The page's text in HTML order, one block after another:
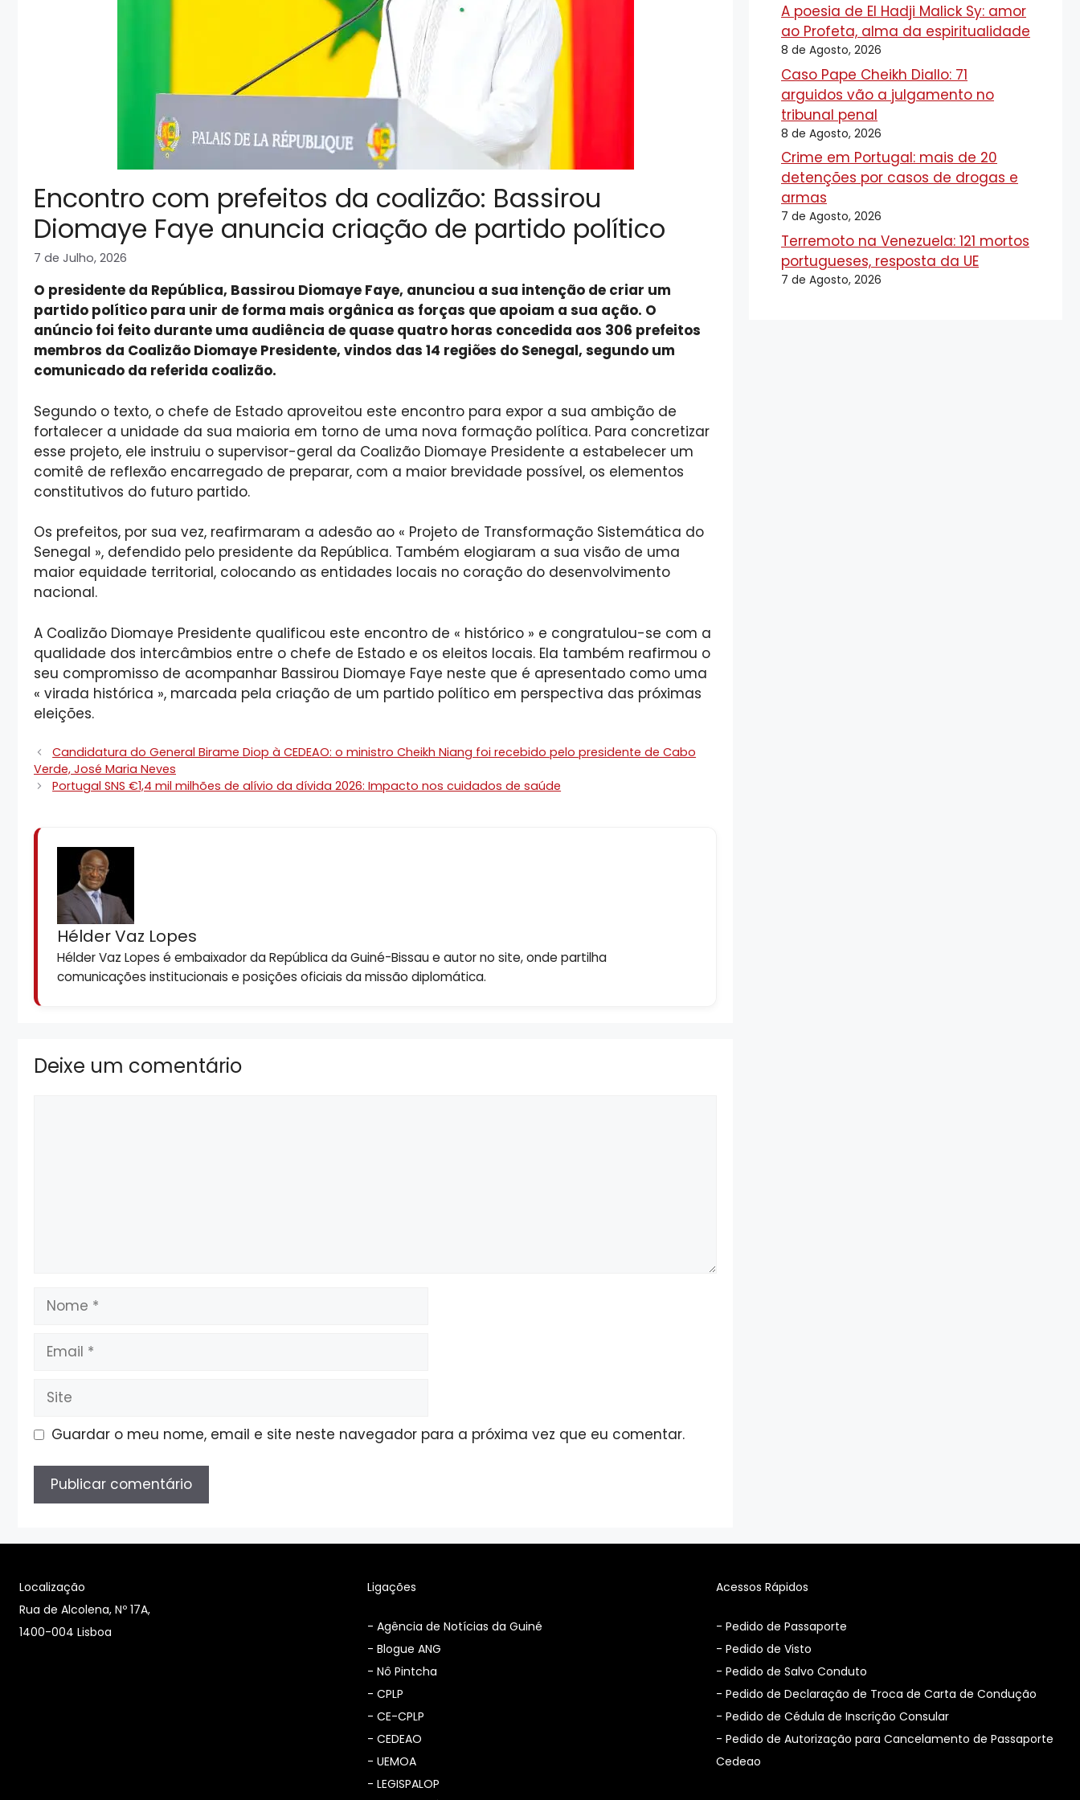
Encontro com prefeitos da coalizão: Bassirou
Diomaye Faye anuncia criação de partido político
7 de Julho, 2026
O presidente da República, Bassirou Diomaye Faye, anunciou a sua intenção de criar um
partido político para unir de forma mais orgânica as forças que apoiam a sua ação. O
anúncio foi feito durante uma audiência de quase quatro horas concedida aos 306 prefeitos
membros da Coalizão Diomaye Presidente, vindos das 14 regiões do Senegal, segundo um
comunicado da referida coalizão.
Segundo o texto, o chefe de Estado aproveitou este encontro para expor a sua ambição de
fortalecer a unidade da sua maioria em torno de uma nova formação política. Para concretizar
esse projeto, ele instruiu o supervisor-geral da Coalizão Diomaye Presidente a estabelecer um
comitê de reflexão encarregado de preparar, com a maior brevidade possível, os elementos
constitutivos do futuro partido.
Os prefeitos, por sua vez, reafirmaram a adesão ao « Projeto de Transformação Sistemática do
Senegal », defendido pelo presidente da República. Também elogiaram a sua visão de uma
maior equidade territorial, colocando as entidades locais no coração do desenvolvimento
nacional.
A Coalizão Diomaye Presidente qualificou este encontro de « histórico » e congratulou-se com a
qualidade dos intercâmbios entre o chefe de Estado e os eleitos locais. Ela também reafirmou o
seu compromisso de acompanhar Bassirou Diomaye Faye neste que é apresentado como uma
« virada histórica », marcada pela criação de um partido político em perspectiva das próximas
eleições.
Candidatura do General Birame Diop à CEDEAO: o ministro Cheikh Niang foi recebido pelo presidente de Cabo
Verde, José Maria Neves
Portugal SNS €1,4 mil milhões de alívio da dívida 2026: Impacto nos cuidados de saúde
Hélder Vaz Lopes
Hélder Vaz Lopes é embaixador da República da Guiné-Bissau e autor no site, onde partilha
comunicações institucionais e posições oficiais da missão diplomática.
Deixe um comentário
Nome
Email
Site
Guardar o meu nome, email e site neste navegador para a próxima vez que eu comentar.
A poesia de El Hadji Malick Sy: amor
ao Profeta, alma da espiritualidade
8 de Agosto, 2026
Caso Pape Cheikh Diallo: 71
arguidos vão a julgamento no
tribunal penal
8 de Agosto, 2026
Crime em Portugal: mais de 20
detenções por casos de drogas e
armas
7 de Agosto, 2026
Terremoto na Venezuela: 121 mortos
portugueses, resposta da UE
7 de Agosto, 2026
Localização
Rua de Alcolena, Nº 17A,
1400-004 Lisboa
Ligações
-Agência de Notícias da Guiné
-Blogue ANG
-Nô Pintcha
-CPLP
-CE-CPLP
-CEDEAO
-UEMOA
-LEGISPALOP
Acessos Rápidos
- Pedido de Passaporte
- Pedido de Visto
- Pedido de Salvo Conduto
- Pedido de Declaração de Troca de Carta de Condução
- Pedido de Cédula de Inscrição Consular
- Pedido de Autorização para Cancelamento de Passaporte
Cedeao